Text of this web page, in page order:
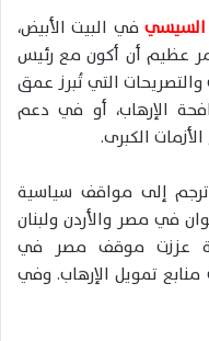
السيسي في البيت الأبيض،
عظيم أن أكون مع رئيس
والتصريحات التي تُبرز عمق
الإرهاب، أو في دعم
الكبرى.
ترجم إلى مواقف سياسية
في مصر والأردن ولبنان
عززت موقف مصر في
تمويل الإرهاب. وفي